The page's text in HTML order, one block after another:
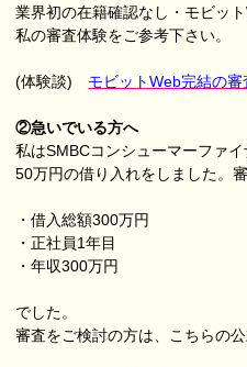
業界初の在籍確認なし・モビッ
私の審査体験をご参考下さい。
(体験談) モビットWeb完結の審
②急いでいる方へ
私はSMBCコンシューマーファ
50万円の借り入れをしました。
・借入総額300万円
・正社員1年目
・年収300万円
でした。
審査をご検討の方は、こちらの